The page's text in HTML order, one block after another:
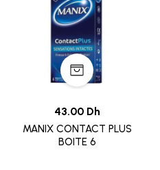
43.00 Dh
MANIX CONTACT PLUS
BOITE 6